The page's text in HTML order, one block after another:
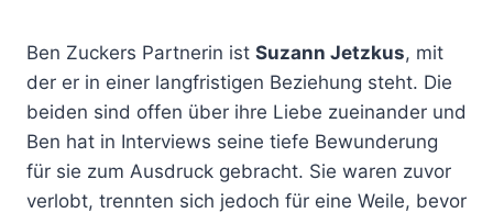
Ben Zuckers Partnerin ist Suzann Jetzkus, mit
der er in einer langfristigen Beziehung steht. Die
beiden sind offen über ihre Liebe zueinander und
Ben hat in Interviews seine tiefe Bewunderung
für sie zum Ausdruck gebracht. Sie waren zuvor
verlobt, trennten sich jedoch für eine Weile, bevor